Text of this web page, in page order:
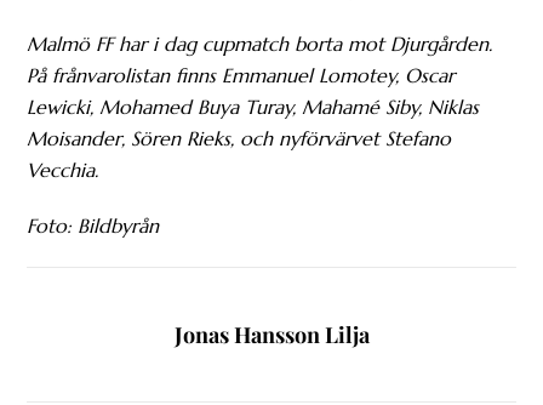
Malmö FF har i dag cupmatch borta mot Djurgården.
På frånvarolistan finns Emmanuel Lomotey, Oscar
Lewicki, Mohamed Buya Turay, Mahamé Siby, Niklas
Moisander, Sören Rieks, och nyförvärvet Stefano
Vecchia.
Foto: Bildbyrån
Jonas Hansson Lilja